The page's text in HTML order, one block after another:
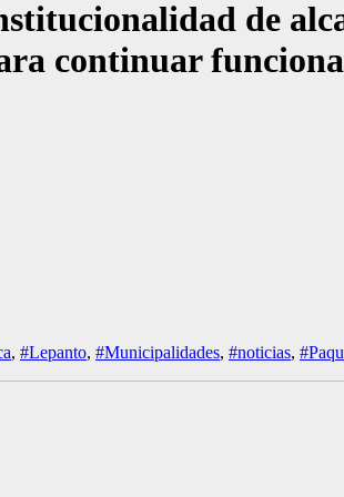
de
continuar
, #Lepanto, #Municipalidades, #noticias,